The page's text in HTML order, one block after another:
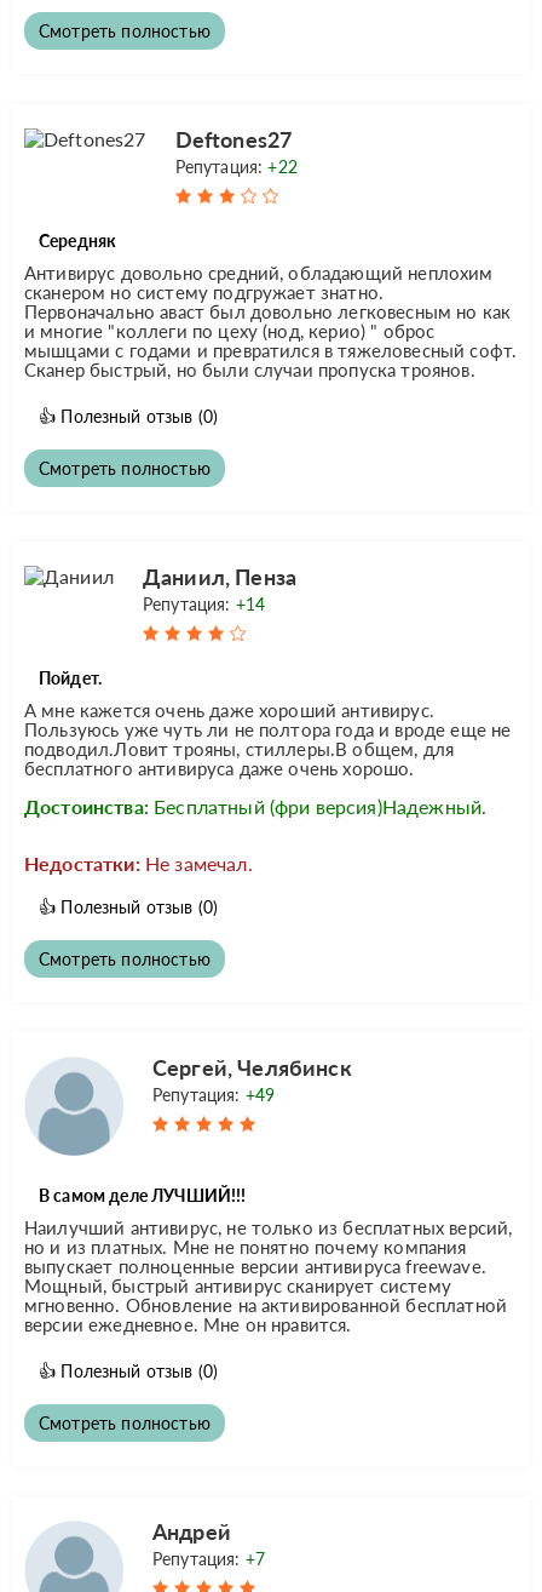
Смотреть полностью
Deftones27
Репутация:+22
Середняк
Антивирус довольно средний, обладающий неплохим
сканером но систему подгружает знатно.
Первоначально аваст был довольно легковесным но как
и многие "коллеги по цеху (нод, керио) " оброс
мышцами с годами и превратился в тяжеловесный софт.
Сканер быстрый, но были случаи пропуска троянов.
👍 Полезный отзыв (0)
Смотреть полностью
Даниил, Пенза
Репутация: +14
Пойдет.
А мне кажется очень даже хороший антивирус.
Пользуюсь уже чуть ли не полтора года и вроде еще не
подводил.Ловит трояны, стиллеры.В общем, для
бесплатного антивируса даже очень хорошо.
Достоинства: Бесплатный (фри версия)Надежный.
Недостатки: Не замечал.
👍 Полезный отзыв (0)
Смотреть полностью
Сергей, Челябинск
Репутация: +49
В самом деле ЛУЧШИЙ!!!
Наилучший антивирус, не только из бесплатных версий,
но и из платных. Мне не понятно почему компания
выпускает полноценные версии антивируса freewave.
Мощный, быстрый антивирус сканирует систему
мгновенно. Обновление на активированной бесплатной
версии ежедневное. Мне он нравится.
👍 Полезный отзыв (0)
Смотреть полностью
Андрей
Репутация: +7